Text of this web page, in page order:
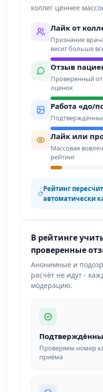
коллег ценнее
Лайк от
Признание
весит больше
Отзыв
Проверенный
оценок
Работа «до/
Лайк или
Массовая
рейтинг
Рейтинг
автоматически
В рейтинге
проверенные
Анонимные и
расчёт не идут -
модерацию.
Проверяем номер
приёма